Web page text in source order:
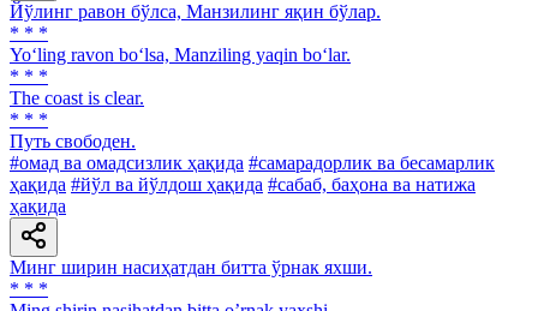
Йўлинг равон бўлса, Манзилинг яқин бўлар.
* * *
Yo‘ling ravon bo‘lsa, Manziling yaqin bo‘lar.
* * *
The coast is clear.
* * *
Путь свободен.
#омад ва омадсизлик ҳақида #самарадорлик ва бесамарлик
ҳақида #йўл ва йўлдош ҳақида #сабаб, баҳона ва натижа
ҳақида
Минг ширин насиҳатдан битта ўрнак яхши.
* * *